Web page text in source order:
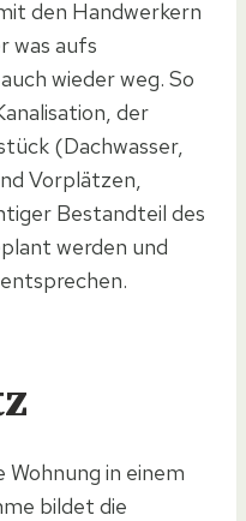
den Handwerkern
was aufs
wieder weg. So
der
(Dachwasser,
Vorplätzen,
Bestandteil des
werden und
Wohnung in einem
bildet die